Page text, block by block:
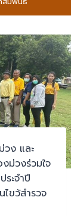
วง และ
ม่วงร่วมใจ
ระจำปี
ขว้สำรวจ